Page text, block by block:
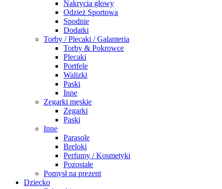
Nakrycia głowy
Odzież Sportowa
Spodnie
Dodatki
Torby / Plecaki / Galanteria
Torby & Pokrowce
Plecaki
Portfele
Walizki
Paski
Inne
Zegarki męskie
Zegarki
Paski
Inne
Parasole
Breloki
Perfumy / Kosmetyki
Pozostałe
Pomysł na prezent
Dziecko